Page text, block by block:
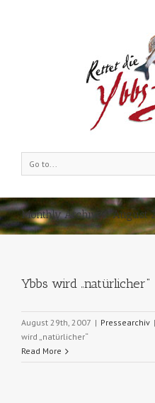
Go to...
Monthly Archives:August
Ybbs wird „natürlicher“
August 29th, 2007 | Pressearchiv |
wird „natürlicher“
Read More